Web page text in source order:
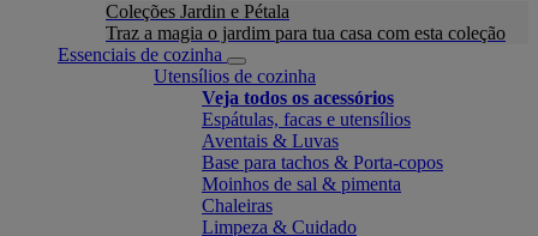
Coleções Jardin e Pétala
Traz a magia o jardim para tua casa com esta coleção
Essenciais de cozinha
Utensílios de cozinha
Veja todos os acessórios
Espátulas, facas e utensílios
Aventais & Luvas
Base para tachos & Porta-copos
Moinhos de sal & pimenta
Chaleiras
Limpeza & Cuidado